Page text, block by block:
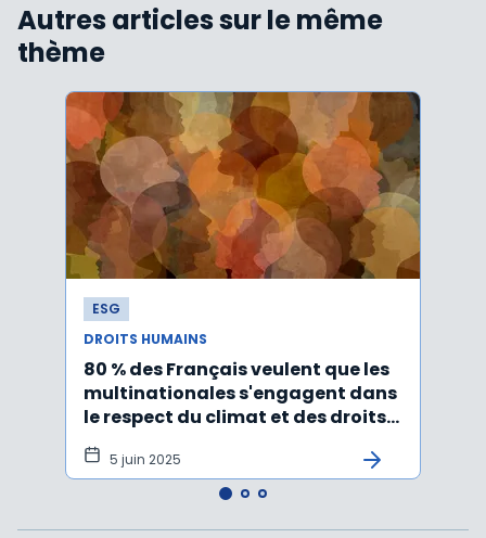
Autres articles sur le même
thème
ESG
DROITS HUMAINS
80 % des Français veulent que les
multinationales s'engagent dans
le respect du climat et des droits
humains
5 juin 2025